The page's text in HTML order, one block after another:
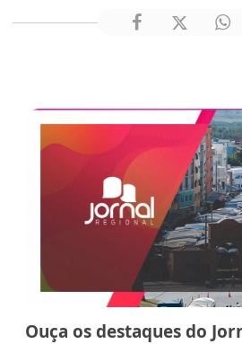
Ouça os destaques do